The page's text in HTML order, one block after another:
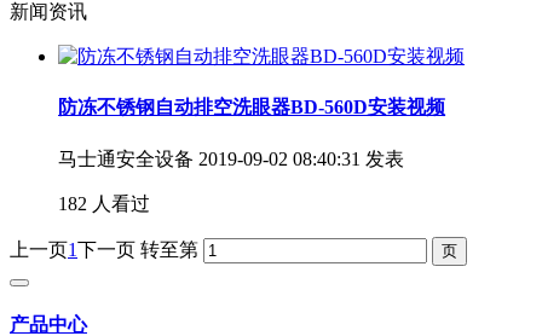
新闻资讯
防冻不锈钢自动排空洗眼器BD-560D安装视频
马士通安全设备 2019-09-02 08:40:31 发表
182 人看过
上一页1下一页 转至第
产品中心